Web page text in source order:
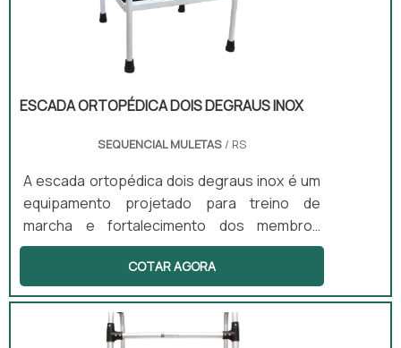
necessidades e preferências dos usuários.
ESCADA ORTOPÉDICA DOIS DEGRAUS INOX
SEQUENCIAL MULETAS/ RS
A escada ortopédica dois degraus inox é um
equipamento projetado para treino de
marcha e fortalecimento dos membros
inferiores. Esse produto é essencial na
fisioterapia motora, pois favorece a
reabilitação pós-operatória e o treino de
equilíbrio. Com uma estrutura resistente e
base antiderrapante, a escada proporciona
COTAR AGORA